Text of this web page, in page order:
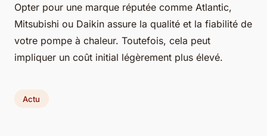
Opter pour une marque réputée comme Atlantic,
Mitsubishi ou Daikin assure la qualité et la fiabilité de
votre pompe à chaleur. Toutefois, cela peut
impliquer un coût initial légèrement plus élevé.
Actu